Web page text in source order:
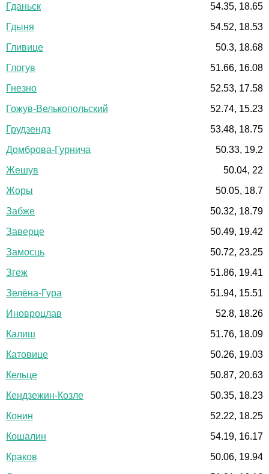
Гданьск
54.35, 18.65
Гдыня
54.52, 18.53
Гливице
50.3, 18.68
Глогув
51.66, 16.08
Гнезно
52.53, 17.58
Гожув-Велькопольский
52.74, 15.23
Грудзендз
53.48, 18.75
Домброва-Гурнича
50.33, 19.2
Жешув
50.04, 22
Жоры
50.05, 18.7
Забже
50.32, 18.79
Заверце
50.49, 19.42
Замосць
50.72, 23.25
Згеж
51.86, 19.41
Зелёна-Гура
51.94, 15.51
Иновроцлав
52.8, 18.26
Калиш
51.76, 18.09
Катовице
50.26, 19.03
Кельце
50.87, 20.63
Кендзежин-Козле
50.35, 18.23
Конин
52.22, 18.25
Кошалин
54.19, 16.17
Краков
50.06, 19.94